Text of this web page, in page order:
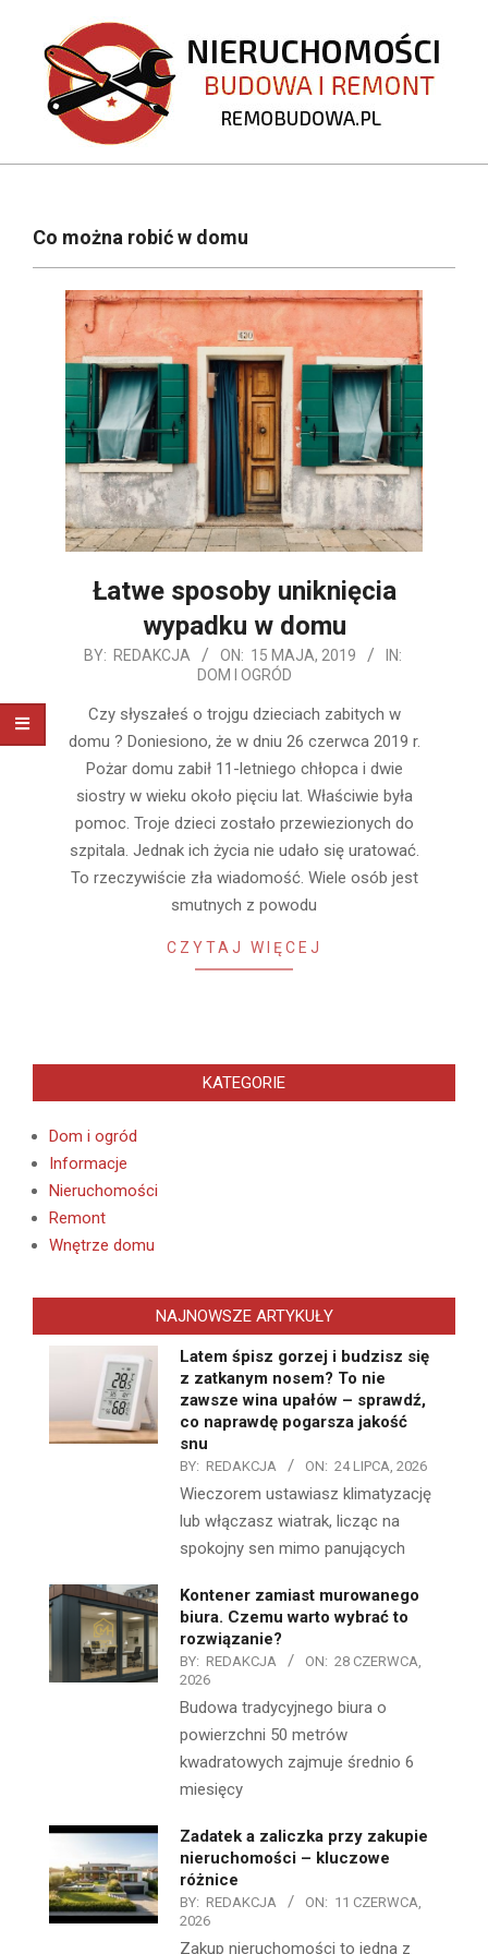
content
REMOBUDOWA.PL
NavigationCo można robić w domu
Łatwe sposoby uniknięcia
wypadku w domu
2019-
BY: REDAKCJA ON: 15 MAJA, 2019
IN:
DOM I OGRÓD
Czy słyszałeś o trojgu dzieciach zabitych w
domu ? Doniesiono, że w dniu 26 czerwca 2019 r.
Pożar domu zabił 11-letniego chłopca i dwie
siostry w wieku około pięciu lat. Właściwie była
pomoc. Troje dzieci zostało przewiezionych do
szpitala. Jednak ich życia nie udało się uratować.
To rzeczywiście zła wiadomość. Wiele osób jest
smutnych z powodu
CZYTAJ WIĘCEJ
KATEGORIE
Dom i ogród
Informacje
Nieruchomości
Remont
Wnętrze domu
NAJNOWSZE ARTYKUŁY
Latem śpisz gorzej i budzisz się
z zatkanym nosem? To nie
zawsze wina upałów – sprawdź,
co naprawdę pogarsza jakość
snu
BY: REDAKCJA ON: 24 LIPCA, 2026
Wieczorem ustawiasz klimatyzację
lub włączasz wiatrak, licząc na
spokojny sen mimo panujących
Kontener zamiast murowanego
biura. Czemu warto wybrać to
rozwiązanie?
BY: REDAKCJA ON: 28 CZERWCA,
2026
Budowa tradycyjnego biura o
powierzchni 50 metrów
kwadratowych zajmuje średnio 6
miesięcy
Zadatek a zaliczka przy zakupie
nieruchomości – kluczowe
różnice
BY: REDAKCJA ON: 11 CZERWCA,
2026
Zakup nieruchomości to jedna z